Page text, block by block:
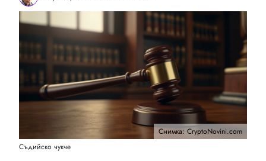
Снимка: CryptoNovini.com
Съдийско чукче